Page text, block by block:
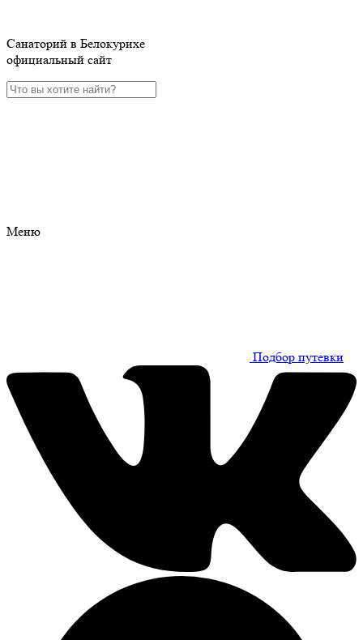
Санаторий в Белокурихе
официальный сайт
Меню
Подбор путевки